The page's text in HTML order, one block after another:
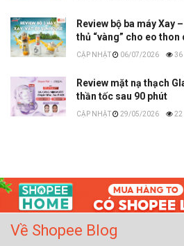
Review bộ ba máy Xay
thủ “vàng” cho eo thon
06/07/2026 36
Review mặt nạ thạch
thần tốc sau 90 phút
29/05/2026 22
Về Shopee Blog